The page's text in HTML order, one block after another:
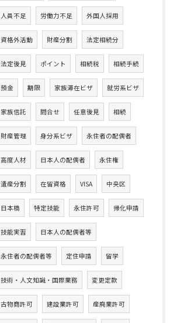
人員不足 労働力不足 外国人採用
資格外活動 財産分割 法定相続分
法定後見 ポイント 相続税 相続手続
預金 期限 家族滞在ビザ 就労系ビザ
家族信託 問合せ 任意後見 相続
財産管理 身分系ビザ 永住者の配偶者
高度人材 日本人の配偶者 永住権
遺産分割 在留資格 VISA 中央区
日本橋 特定技能 永住許可 帰化申請
技能実習 日本人の配偶者等
永住者の配偶者等 定住申請 留学
技術・人文知識・国際業務 変更定款
古物商許可 建設業許可 産廃業許可